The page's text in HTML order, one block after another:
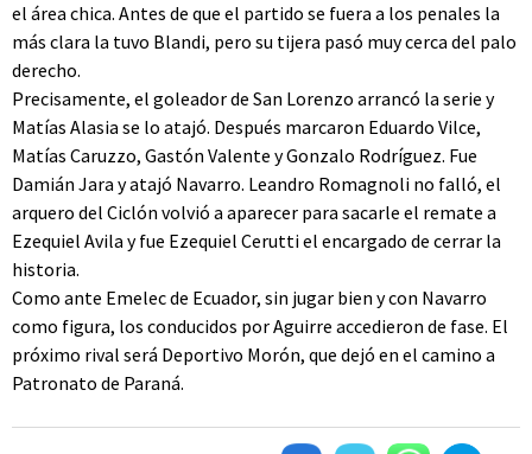
el área chica. Antes de que el partido se fuera a los penales la
más clara la tuvo Blandi, pero su tijera pasó muy cerca del palo
derecho.
Precisamente, el goleador de San Lorenzo arrancó la serie y
Matías Alasia se lo atajó. Después marcaron Eduardo Vilce,
Matías Caruzzo, Gastón Valente y Gonzalo Rodríguez. Fue
Damián Jara y atajó Navarro. Leandro Romagnoli no falló, el
arquero del Ciclón volvió a aparecer para sacarle el remate a
Ezequiel Avila y fue Ezequiel Cerutti el encargado de cerrar la
historia.
Como ante Emelec de Ecuador, sin jugar bien y con Navarro
como figura, los conducidos por Aguirre accedieron de fase. El
próximo rival será Deportivo Morón, que dejó en el camino a
Patronato de Paraná.